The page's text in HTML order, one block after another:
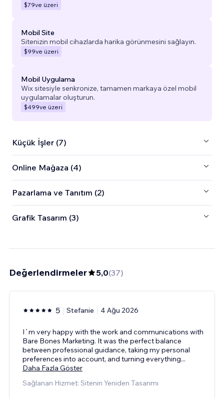
$79ve üzeri
Mobil Site
Sitenizin mobil cihazlarda harika görünmesini sağlayın.
$99ve üzeri
Mobil Uygulama
Wix sitesiyle senkronize, tamamen markaya özel mobil
uygulamalar oluşturun.
$499ve üzeri
Küçük İşler (7)
Online Mağaza (4)
Pazarlama ve Tanıtım (2)
Grafik Tasarım (3)
Değerlendirmeler 5,0(37)
5 Stefanie 4 Ağu 2026
I´m very happy with the work and communications with
Bare Bones Marketing. It was the perfect balance
between professional guidance, taking my personal
preferences into account, and turning everything...
Daha Fazla Göster
Sağlanan Hizmet: Sitenin Yeniden Tasarımı